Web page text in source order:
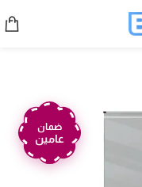
ضمان
عامين